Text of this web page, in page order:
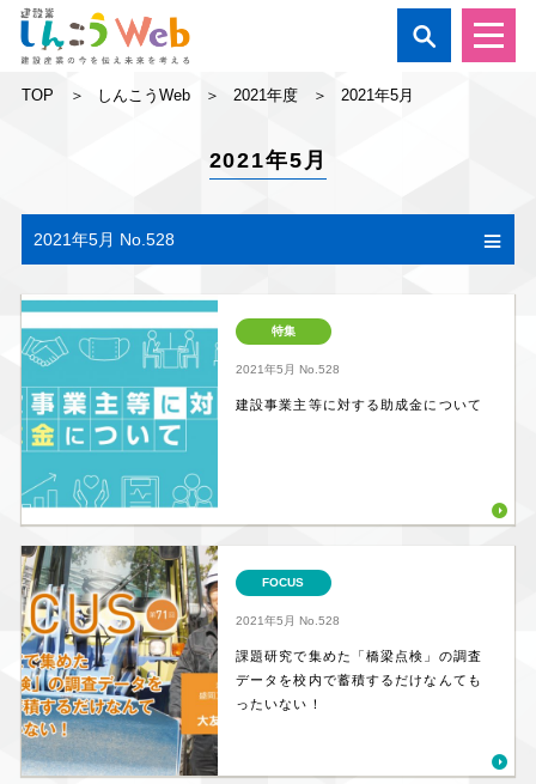

TOP しんこうWeb 2021年度 2021年5月
2021年5月
2021年5月 No.528
特集
2021年5月 No.528
建設事業主等に対する助成金について
FOCUS
2021年5月 No.528
課題研究で集めた「橋梁点検」の調査
データを校内で蓄積するだけなんても
ったいない！